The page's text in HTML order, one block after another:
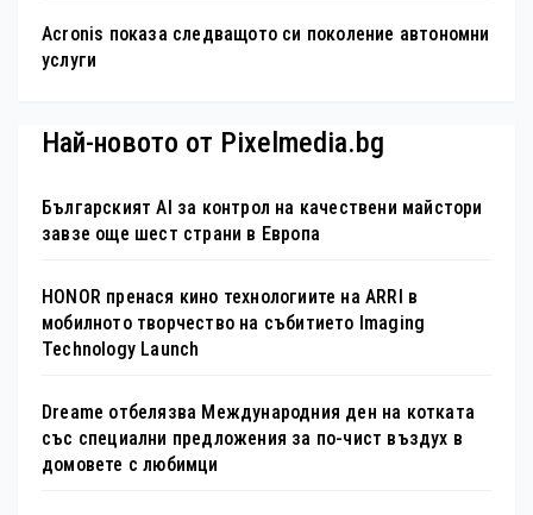
Acronis показа следващото си поколение автономни
услуги
Най-новото от Pixelmedia.bg
Българският AI за контрол на качествени майстори
завзе още шест страни в Европа
HONOR пренася кино технологиите на ARRI в
мобилното творчество на събитието Imaging
Technology Launch
Dreame отбелязва Международния ден на котката
със специални предложения за по-чист въздух в
домовете с любимци